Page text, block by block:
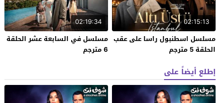
02:15:13
مسلسل اسطنبول راسا على عقب
الحلقة 5 مترجم
02:19:34
مسلسل في السابعة عشر الحلقة
6 مترجم
إطلع أيضاً على